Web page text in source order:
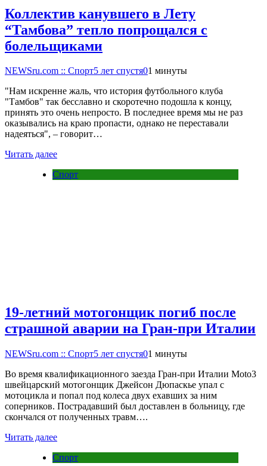
Коллектив канувшего в Лету
“Тамбова” тепло попрощался с
болельщиками
NEWSru.com :: Спорт5 лет спустя01 минуты
"Нам искренне жаль, что история футбольного клуба
"Тамбов" так бесславно и скоротечно подошла к концу,
принять это очень непросто. В последнее время мы не раз
оказывались на краю пропасти, однако не переставали
надеяться", – говорит…
Читать далее
Спорт
19-летний мотогонщик погиб после
страшной аварии на Гран-при Италии
NEWSru.com :: Спорт5 лет спустя01 минуты
Во время квалификационного заезда Гран-при Италии Moto3
швейцарский мотогонщик Джейсон Дюпаскье упал с
мотоцикла и попал под колеса двух ехавших за ним
соперников. Пострадавший был доставлен в больницу, где
скончался от полученных травм….
Читать далее
Спорт